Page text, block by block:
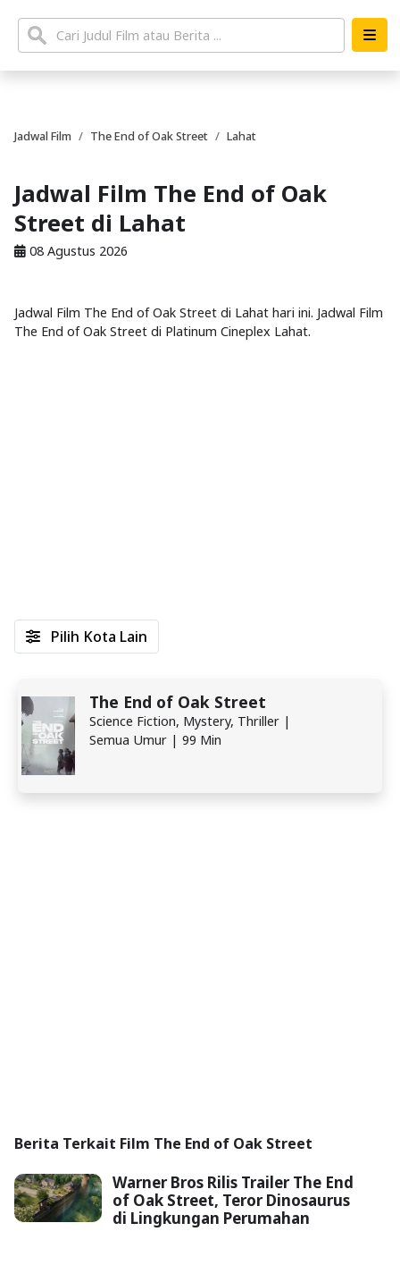
Jadwal Film The End of Oak Street Lahat
Jadwal Film The End of Oak
Street di Lahat
08 Agustus 2026
Jadwal Film The End of Oak Street di Lahat hari ini. Jadwal Film
The End of Oak Street di Platinum Cineplex Lahat.
The End of Oak Street
Science Fiction, Mystery, Thriller |
Semua Umur | 99 Min
Pilih Kota Lain
Berita Terkait Film The End of Oak Street
Warner Bros Rilis Trailer The End
of Oak Street, Teror Dinosaurus
di Lingkungan Perumahan